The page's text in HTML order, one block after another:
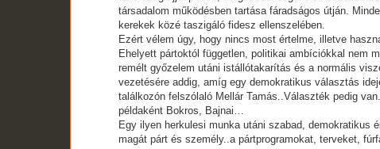
társadalom működésben tartása fáradságos útján.
kerekek közé taszigáló fidesz ellenszelében.
Ezért vélem úgy, hogy nincs most értelme, illetve
Ehelyett pártoktól független, politikai ambíciókkal nem
remélt győzelem utáni istállótakarítás és a normális
vezetésére addig, amíg egy demokratikus választás
találkozón felszólaló Mellár Tamás..Választék pedig
példaként Bokros, Bajnai…
Egy ilyen herkulesi munka utáni szabad, demokratikus
magát párt és személy..a pártprogramokat, terveket,